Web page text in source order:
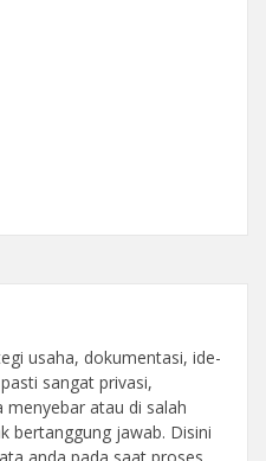
usaha, dokumentasi, ide-
sangat privasi,
menyebar atau di salah
bertanggung jawab. Disini